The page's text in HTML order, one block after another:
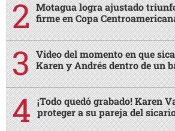
Motagua logra ajustado
firme en Copa
Video del momento en que
Karen y Andrés dentro de un
¡Todo quedó grabado! Karen
proteger a su pareja del